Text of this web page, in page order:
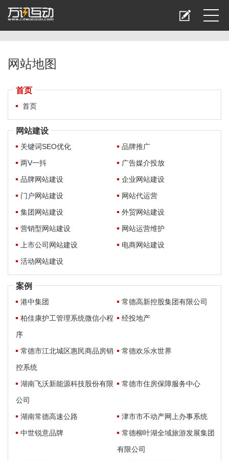
网站地图
首页
首页
网站建设
关键词SEO优化
品牌推广
两V一抖
广告媒介投放
品牌网站建设
企业网站建设
门户网站建设
网站代运营
集团网站建设
外贸网站建设
营销型网站建设
网站运营维护
上市公司网站建设
电商网站建设
活动网站建设
案例
港中集团
常德高新控股集团有限公司
柏佳康护工管理系统微信小程
序
经投地产
常德市江北城区惠民商品房销
控系统
常德欢乐水世界
湖南飞沃新能源科技股份有限
公司
常德市住房保障服务中心
湖南常德高速公路
津市市不动产网上办事系统
中世锐意品牌
常德柳叶湖全域旅游发展集团
有限公司